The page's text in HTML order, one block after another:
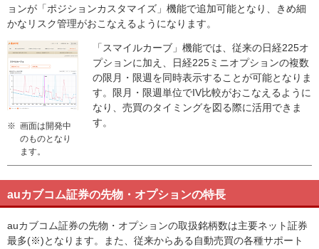
ョンが「ポジションカスタマイズ」機能で追加可能となり、きめ細
かなリスク管理がおこなえるようになります。
「スマイルカーブ」機能では、従来の日経225オ
プションに加え、日経225ミニオプションの複数
の限月・限週を同時表示することが可能となりま
す。限月・限週単位でIV比較がおこなえるように
なり、売買のタイミングを図る際に活用できま
す。
※ 画面は開発中
のものとなり
ます。
auカブコム証券の先物・オプションの特長
auカブコム証券の先物・オプションの取扱銘柄数は主要ネット証券
最多(※)となります。また、従来からある自動売買の各種サポート